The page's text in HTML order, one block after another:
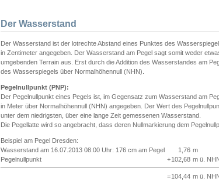
Der Wasserstand
Der Wasserstand ist der lotrechte Abstand eines Punktes des
in Zentimeter angegeben. Der Wasserstand am Pegel sagt somit weder
umgebenden Terrain aus. Erst durch die Addition des Wasserstandes am
des Wasserspiegels über Normalhöhennull (NHN).
Pegelnullpunkt (PNP):
Der Pegelnullpunkt eines Pegels ist, im Gegensatz zum Wasserstand am
in Meter über Normalhöhennull (NHN) angegeben. Der Wert des
unter dem niedrigsten, über eine lange Zeit gemessenen Wasserstand.
Die Pegellatte wird so angebracht, dass deren Nullmarkierung dem
Beispiel am Pegel Dresden:
Wasserstand am 16.07.2013 08:00 Uhr: 176 cm am Pegel
1,76 m
Pegelnullpunkt
+102,68 m ü.
=104,44 m ü.